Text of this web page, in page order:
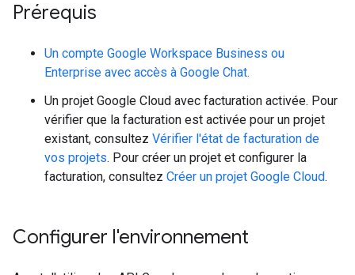
Prérequis
Un compte Google Workspace Business ou
Enterprise avec accès à Google Chat.
Un projet Google Cloud avec facturation activée. Pour
vérifier que la facturation est activée pour un projet
existant, consultez Vérifier l'état de facturation de
vos projets. Pour créer un projet et configurer la
facturation, consultez Créer un projet Google Cloud.
Configurer l'environnement